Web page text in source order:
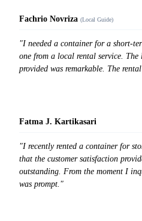
Fachrio Novriza (Local Guide)
"I needed a container for a short-
one from a local rental service.
provided was remarkable. The
Fatma J. Kartikasari
"I recently rented a container for
that the customer satisfaction
outstanding. From the moment I
was prompt."